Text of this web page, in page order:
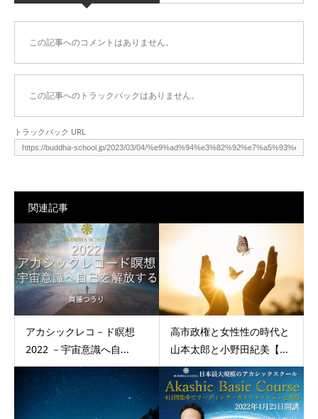
この記事へのコメントはありません。
この記事へのトラックバックはありません。
トラックバック URL
関連記事
アカシックレコ－ド瞑想
2022 －宇宙意識へ自...
高市政権と女性性の時代と
山本太郎と小野田紀美【...